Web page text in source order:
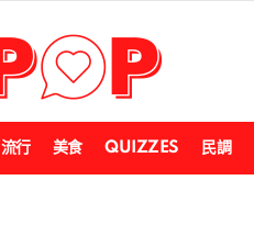
流行 美食 QUIZZES 民調